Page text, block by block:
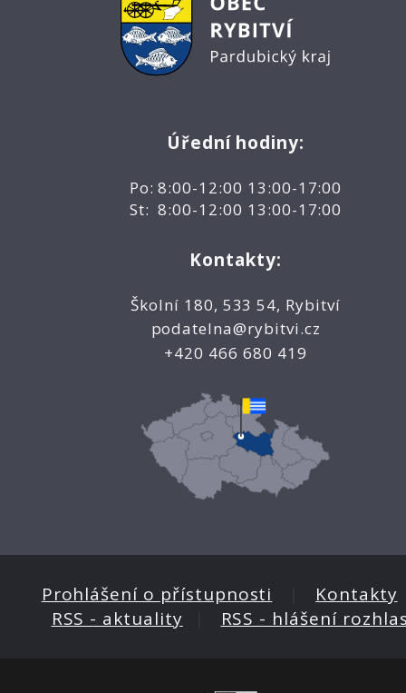
Úřední hodiny:
Po: 8:00-12:00 13:00-17:00
St: 8:00-12:00 13:00-17:00
Kontakty:
Školní 180, 533 54, Rybitví
podatelna@rybitvi.cz
+420 466 680 419
Prohlášení o přístupnosti Kontakty
RSS - aktuality
RSS - hlášení